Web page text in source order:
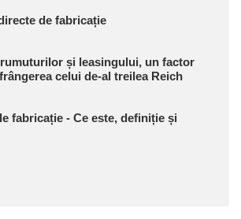
de fabricație
și leasingului, un factor
celui de-al treilea Reich
fabricație - Ce este, definiție și